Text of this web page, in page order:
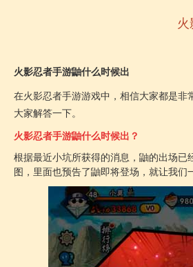
火影忍者手游鼬什么时候出
在火影忍者手游游戏中，相信大家都是
大家解答一下。
火影忍者手游鼬什么时候出？
根据最近小坑所获得的消息，鼬的出场
图，里面也预告了鼬即将登场，就让我们